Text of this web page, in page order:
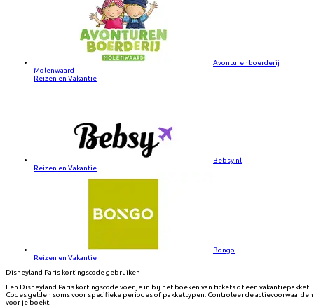
Avonturenboerderij
Molenwaard
Reizen en Vakantie
Bebsy.nl
Reizen en Vakantie
Bongo
Reizen en Vakantie
Disneyland Paris kortingscode gebruiken
Een Disneyland Paris kortingscode voer je in bij het boeken van tickets of een vakantiepakket.
Codes gelden soms voor specifieke periodes of pakkettypen. Controleer de actievoorwaarden
voor je boekt.